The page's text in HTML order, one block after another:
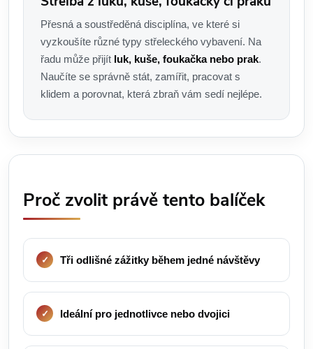
Přesná a soustředěná disciplína, ve které si
vyzkoušíte různé typy střeleckého vybavení. Na
řadu může přijít luk, kuše, foukačka nebo prak.
Naučíte se správně stát, zamířit, pracovat s
klidem a porovnat, která zbraň vám sedí nejlépe.
Proč zvolit právě tento balíček
Tři odlišné zážitky během jedné návštěvy
Ideální pro jednotlivce nebo dvojici